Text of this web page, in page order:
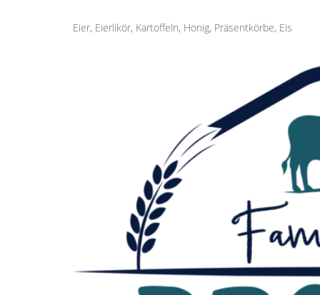
Eier, Eierlikör, Kartoffeln, Honig, Präsentkörbe, Eis